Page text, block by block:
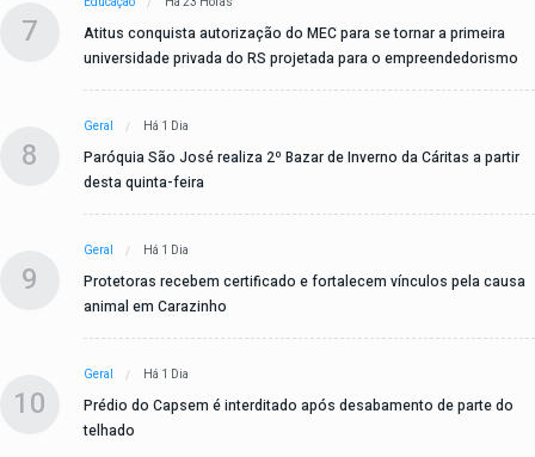
7
Atitus conquista autorização do MEC para se tornar a primeira
universidade privada do RS projetada para o empreendedorismo
8
Geral Há 1 Dia
Paróquia São José realiza 2º Bazar de Inverno da Cáritas a partir
desta quinta-feira
9
Geral Há 1 Dia
Protetoras recebem certificado e fortalecem vínculos pela causa
animal em Carazinho
10
Geral Há 1 Dia
Prédio do Capsem é interditado após desabamento de parte do
telhado